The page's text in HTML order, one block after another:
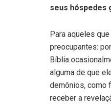
seus hóspedes
Para aqueles
preocupantes:
Bíblia
alguma de que
demônios, como
receber a